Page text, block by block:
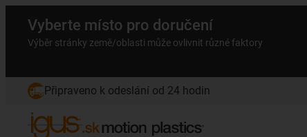
Vyberte místo pro doručení
Výběr stránky země/oblasti může ovlivnit různé faktory
Připraveno k odeslání od 24 hodin